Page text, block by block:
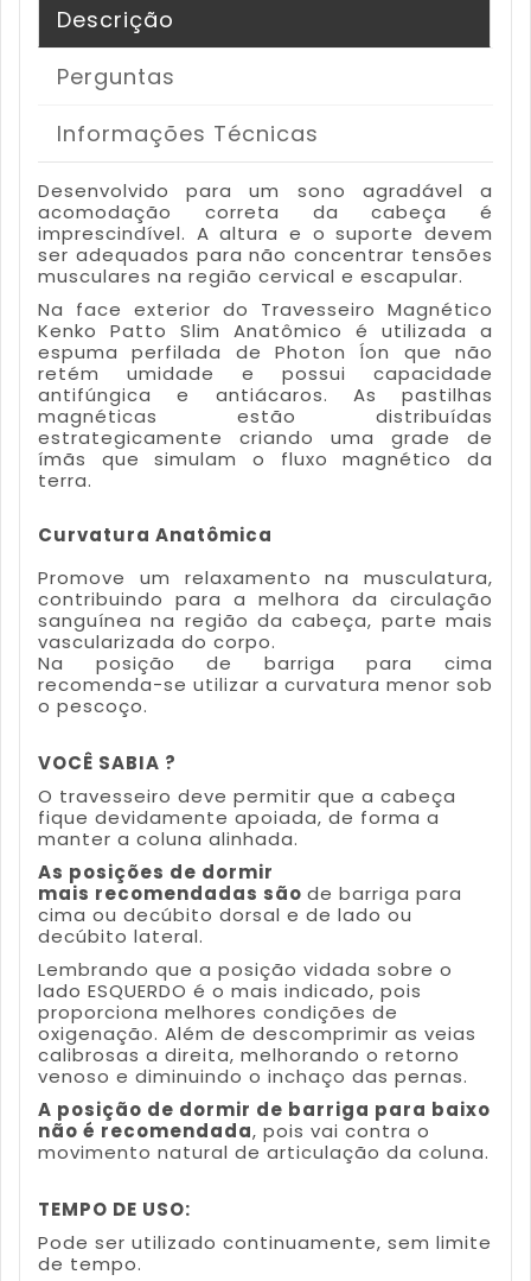
Descrição
Perguntas
Informações Técnicas
Desenvolvido para um sono agradável a
acomodação correta da cabeça é
imprescindível. A altura e o suporte devem
ser adequados para não concentrar tensões
musculares na região cervical e escapular.
Na face exterior do Travesseiro Magnético
Kenko Patto Slim Anatômico é utilizada a
espuma perfilada de Photon Íon que não
retém umidade e possui capacidade
antifúngica e antiácaros. As pastilhas
magnéticas estão distribuídas
estrategicamente criando uma grade de
ímãs que simulam o fluxo magnético da
terra.
Curvatura Anatômica
Promove um relaxamento na musculatura,
contribuindo para a melhora da circulação
sanguínea na região da cabeça, parte mais
vascularizada do corpo.
Na posição de barriga para cima
recomenda-se utilizar a curvatura menor sob
o pescoço.
VOCÊ SABIA ?
O travesseiro deve permitir que a cabeça
fique devidamente apoiada, de forma a
manter a coluna alinhada.
As posições de dormir
mais recomendadas são de barriga para
cima ou decúbito dorsal e de lado ou
decúbito lateral.
Lembrando que a posição vidada sobre o
lado ESQUERDO é o mais indicado, pois
proporciona melhores condições de
oxigenação. Além de descomprimir as veias
calibrosas a direita, melhorando o retorno
venoso e diminuindo o inchaço das pernas.
A posição de dormir de barriga para baixo
não é recomendada, pois vai contra o
movimento natural de articulação da coluna.
TEMPO DE USO:
Pode ser utilizado continuamente, sem limite
de tempo.